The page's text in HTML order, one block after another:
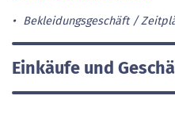
Bekleidungsgeschäft
Einkäufe und